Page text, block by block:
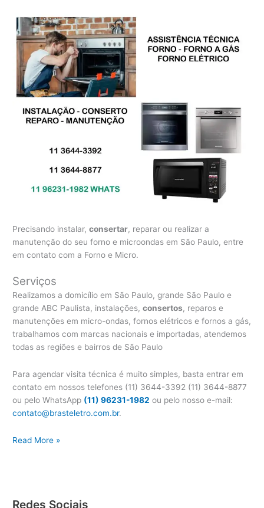
Precisando instalar,consertar, reparar ou realizar a
manutenção do seu forno e microondas em São Paulo, entre
em contato com a Forno e Micro.
Serviços
Realizamos a domicílio em São Paulo, grande São Paulo e
grande ABC Paulista, instalações,consertos, reparos e
manutenções em micro-ondas, fornos elétricos e fornos a gás,
trabalhamos com marcas nacionais e importadas, atendemos
todas as regiões e bairros de São Paulo
Para agendar visita técnica é muito simples, basta entrar em
contato em nossos telefones (11) 3644-3392 (11) 3644-8877
ou pelo WhatsApp (11) 96231-1982 ou pelo nosso e-mail:
contato@brasteletro.com.br.
Conserto
Read More »
Redes Sociais